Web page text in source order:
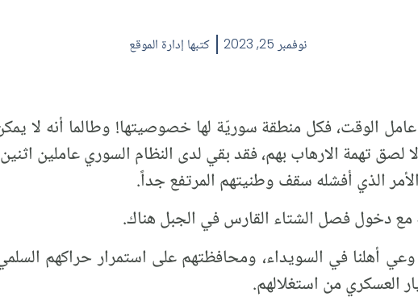
نوفمبر 25, 2023
كتبها إدارة الموقع
الوقت، فكل منطقة سوريّة لها خصوصيتها! وطالما أنه لا
لصق تهمة الارهاب بهم، فقد بقي لدى النظام السوري عاملين اثنين
أهلنا في السويداء، ومحافظتهم على استمرار حراكهم
العسكري من استغلالهم.